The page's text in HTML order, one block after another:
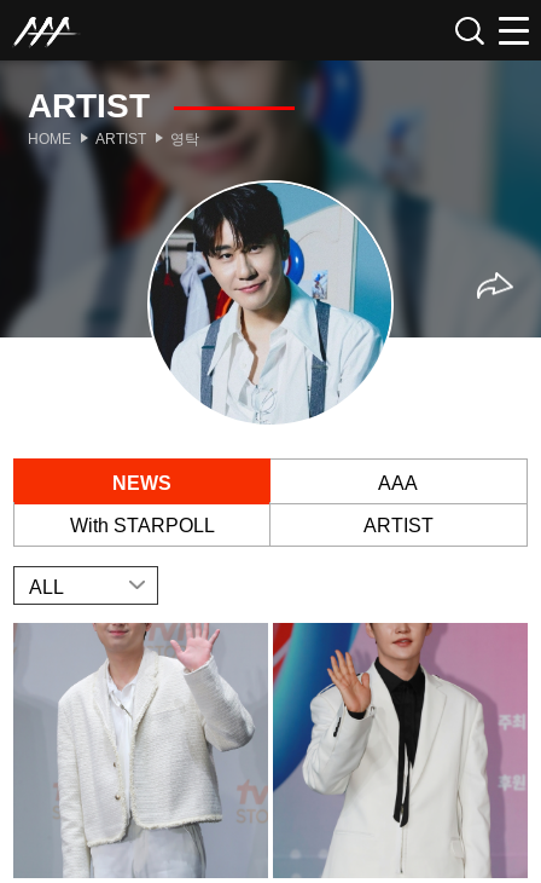
ARTIST
HOME ARTIST 영탁
NEWS AAA
With STARPOLL ARTIST
ALL